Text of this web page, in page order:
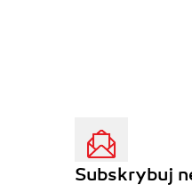
Subskrybuj